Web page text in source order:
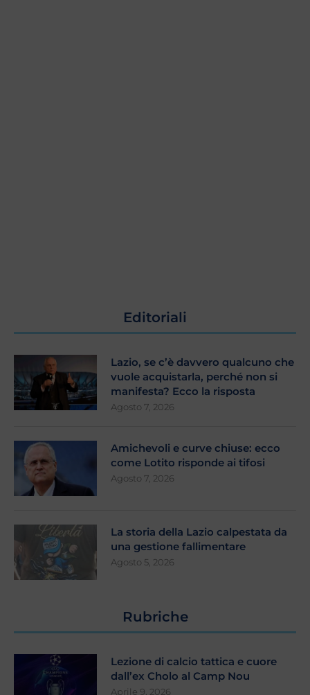
Editoriali
Lazio, se c’è davvero qualcuno che
vuole acquistarla, perché non si
manifesta? Ecco la risposta
Agosto 7, 2026
Amichevoli e curve chiuse: ecco
come Lotito risponde ai tifosi
Agosto 7, 2026
La storia della Lazio calpestata da
una gestione fallimentare
Agosto 5, 2026
Rubriche
Lezione di calcio tattica e cuore
dall’ex Cholo al Camp Nou
Aprile 9, 2026